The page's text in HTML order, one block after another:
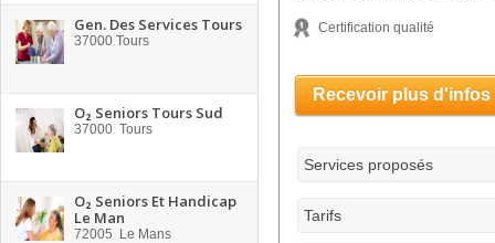
Gen. Des Services Tours
37000 Tours
O₂ Seniors Tours Sud
37000 Tours
O₂ Seniors Et Handicap
Le Man
72005 Le Mans
Certification qualité
Recevoir plus d'infos
Services proposés
Tarifs